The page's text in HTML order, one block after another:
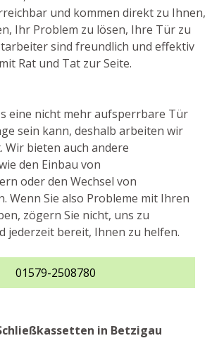
und kommen direkt zu Ihnen,
Ihr Problem zu lösen, Ihre Tür zu
sind freundlich und effektiv
Rat und Tat zur Seite.
eine nicht mehr aufsperrbare Tür
sein kann, deshalb arbeiten wir
Wir bieten auch andere
den Einbau von
oder den Wechsel von
Wenn Sie also Probleme mit Ihren
zögern Sie nicht, uns zu
jederzeit bereit, Ihnen zu helfen.
01579-2508780
in Betzigau